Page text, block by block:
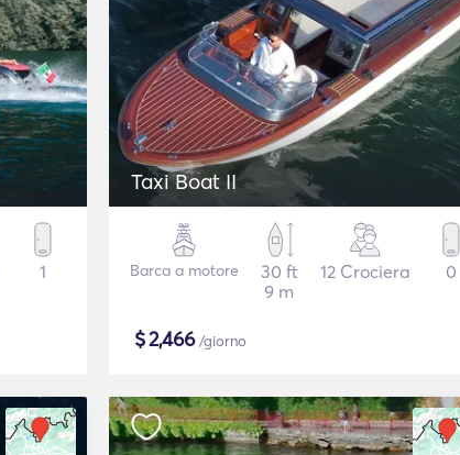
1
Taxi Boat II
Barca a motore
30 ft
9 m
12 Crociera 0
$2,466/giorno